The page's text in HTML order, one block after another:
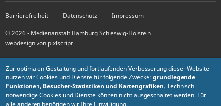
Barrierefreiheit Datenschutz Impressum
© 2026 - Medienanstalt Hamburg Schleswig-Holstein
webdesign von pixlscript
Zur optimalen Gestaltung und fortlaufenden Verbesserung dieser Website
nutzen wir Cookies und Dienste für folgende Zwecke: grundlegende
Funktionen, Besucher-Statistiken und Kartengrafiken. Technisch
notwendige Cookies und Dienste können nicht ausgeschaltet werden. Für
alle anderen benötigen wir Ihre Einwilligung.